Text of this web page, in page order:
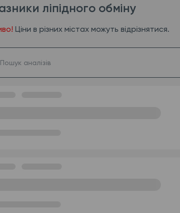
ліпідного обміну
Ціни в різних містах можуть відрізнятися.